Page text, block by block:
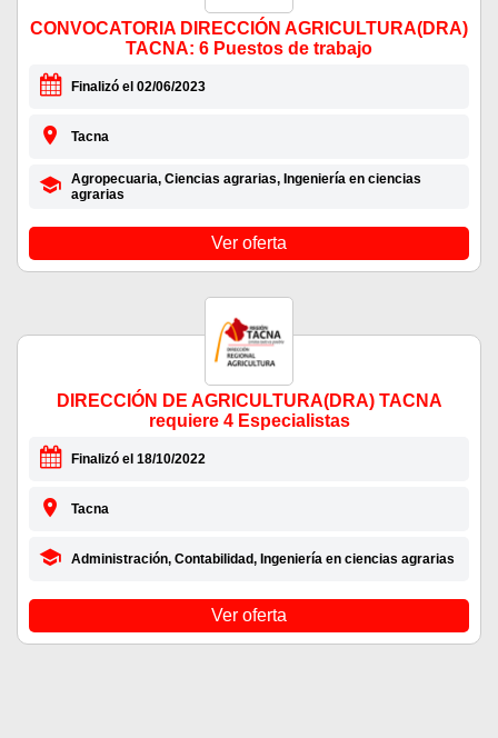
CONVOCATORIA DIRECCIÓN AGRICULTURA(DRA)
TACNA: 6 Puestos de trabajo
Finalizó el 02/06/2023
Tacna
Agropecuaria, Ciencias agrarias, Ingeniería en ciencias
agrarias
Ver oferta
DIRECCIÓN DE AGRICULTURA(DRA) TACNA
requiere 4 Especialistas
Finalizó el 18/10/2022
Tacna
Administración, Contabilidad, Ingeniería en ciencias agrarias
Ver oferta